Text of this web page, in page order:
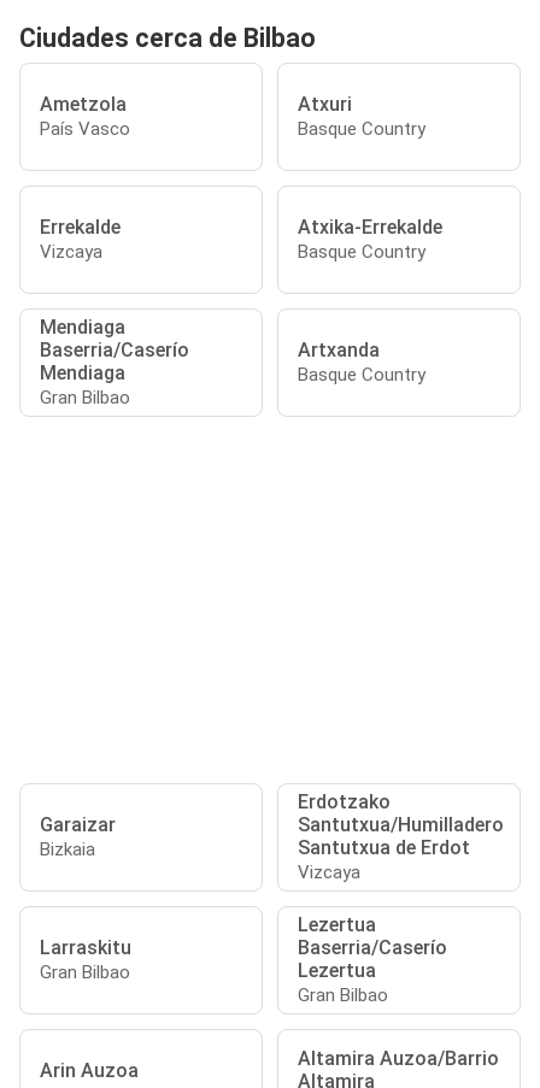
Ciudades cerca de Bilbao
Ametzola
País Vasco
Atxuri
Basque Country
Errekalde
Vizcaya
Atxika-Errekalde
Basque Country
Mendiaga
Baserria/Caserío
Mendiaga
Gran Bilbao
Artxanda
Basque Country
Garaizar
Bizkaia
Erdotzako
Santutxua/Humilladero
Santutxua de Erdot
Vizcaya
Larraskitu
Gran Bilbao
Lezertua
Baserria/Caserío
Lezertua
Gran Bilbao
Arin Auzoa
Altamira Auzoa/Barrio
Altamira